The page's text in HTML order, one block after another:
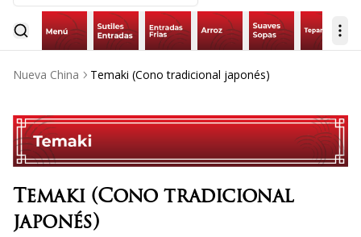
Nueva China Temaki (Cono tradicional japonés)
Temaki (Cono tradicional
japonés)